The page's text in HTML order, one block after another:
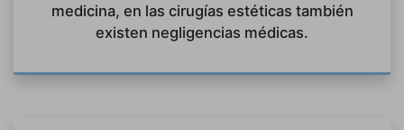
medicina, en las cirugías estéticas también
existen negligencias médicas.